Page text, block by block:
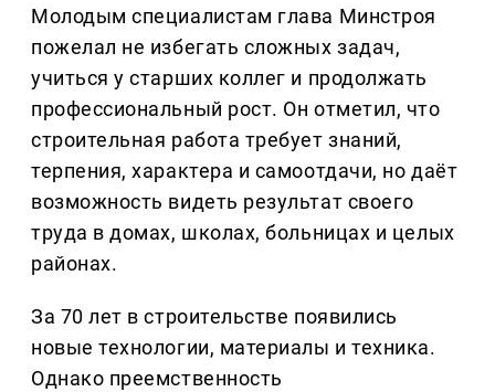
Молодым специалистам глава Минстроя
пожелал не избегать сложных задач,
учиться у старших коллег и продолжать
профессиональный рост. Он отметил, что
строительная работа требует знаний,
терпения, характера и самоотдачи, но даёт
возможность видеть результат своего
труда в домах, школах, больницах и целых
районах.
За 70 лет в строительстве появились
новые технологии, материалы и техника.
Однако преемственность